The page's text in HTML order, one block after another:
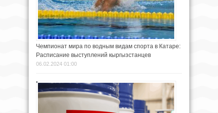
Чемпионат мира по водным видам спорта в Катаре:
Расписание выступлений кыргызстанцев
06.02.2024 01:00